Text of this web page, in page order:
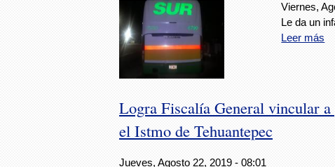
Viernes,
Le da un
Leer más
Logra Fiscalía General vincular
el Istmo de Tehuantepec
Jueves, Agosto 22, 2019 - 08:01